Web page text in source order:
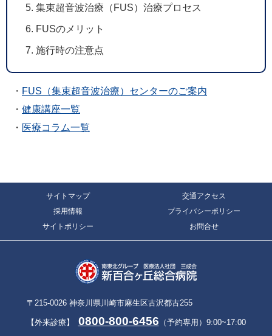
集束超音波治療（FUS）治療プロセス
FUSのメリット
施行時の注意点
・ FUS（集束超音波治療）センターのご案内
・ 健康講座一覧
・ 医療コラム一覧
サイトマップ 交通アクセス
採用情報 プライバシーポリシー
サイトポリシー お問合せ
〒215-0026 神奈川県川崎市麻生区古沢都古255
【外来診療】 0800-800-6456 （予約専用）9:00~17:00